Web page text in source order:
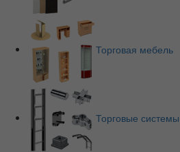
Торговая мебель
Торговые